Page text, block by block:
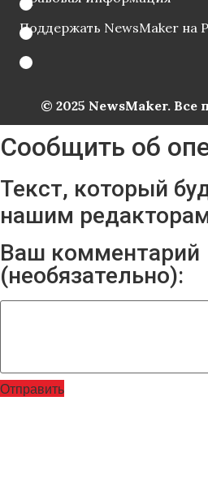
Поддержать NewsMaker на
© 2025 NewsMaker.
Сообщить об
Текст, который
нашим
Ваш комментарий
(необязательно):
Отправить